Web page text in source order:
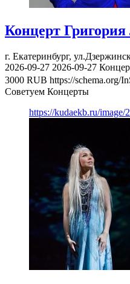
Концерт Григория
г. Екатеринбург,
2026-09-27 2026-09-27
3000 RUB https://schema.org/
Советуем Концерты
https://kudaekb.ru/image/